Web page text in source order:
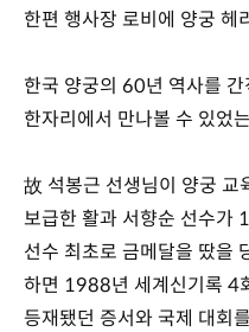
한편 행사장 로비에 양궁 헤
한국 양궁의 60년 역사를
한자리에서 만나볼 수 있었
故 석봉근 선생님이 양궁 교
보급한 활과 서향순 선수가
선수 최초로 금메달을 땄을
하면 1988년 세계신기록 4
등재됐던 증서와 국제 대회